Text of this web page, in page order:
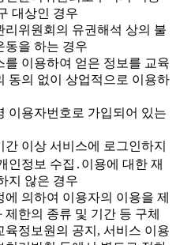
대상인 경우
리위원회의 유권해석 상의 불
동을 하는 경우
를 이용하여 얻은 정보를 교육
동의 없이 상업적으로 이용하
이용자번호로 가입되어 있는
간 이상 서비스에 로그인하지
인정보 수집․이용에 대한 재
지 않은 경우
의하여 이용자의 이용을 제
제한의 종류 및 기간 등 구체
육정보원의 공지, 서비스 이용